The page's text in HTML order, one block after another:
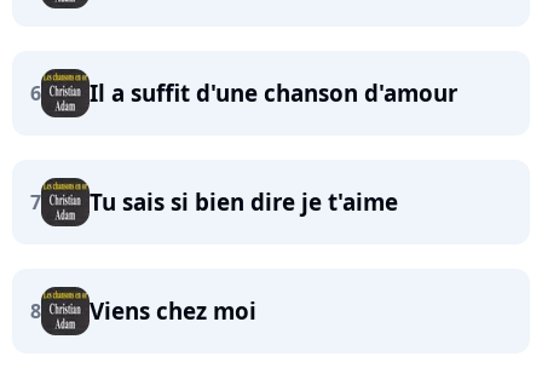
6 Il a suffit d'une chanson d'amour
7 Tu sais si bien dire je t'aime
8 Viens chez moi